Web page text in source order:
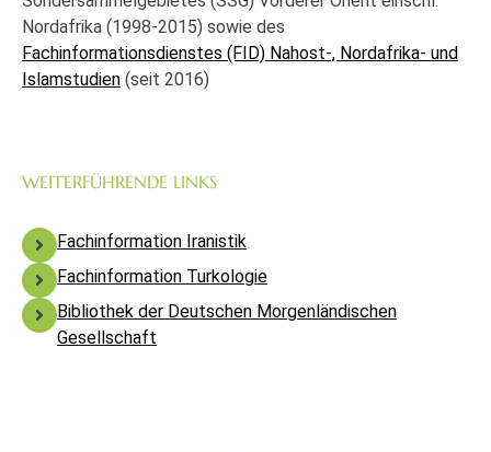
Nordafrika (1998-2015) sowie des
Fachinformationsdienstes (FID) Nahost-, Nordafrika- und
Islamstudien (seit 2016)
WEITERFÜHRENDE LINKS
Fachinformation Iranistik
Fachinformation Turkologie
Bibliothek der Deutschen Morgenländischen
Gesellschaft